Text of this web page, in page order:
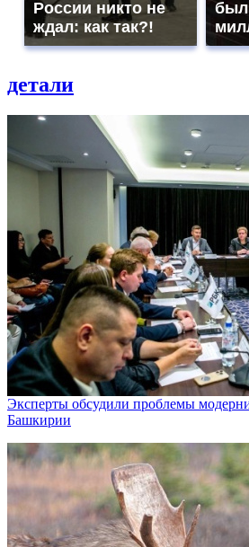
России никто не
ждал: как так?!
детали
Эксперты обсудили проблемы
Башкирии